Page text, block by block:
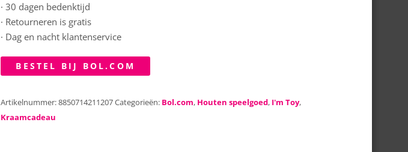
· 30 dagen bedenktijd
· Retourneren is gratis
· Dag en nacht klantenservice
BESTEL BIJ BOL.COM
Artikelnummer:8850714211207Categorieën: Bol.com, Houten speelgoed, I'm Toy,
Kraamcadeau